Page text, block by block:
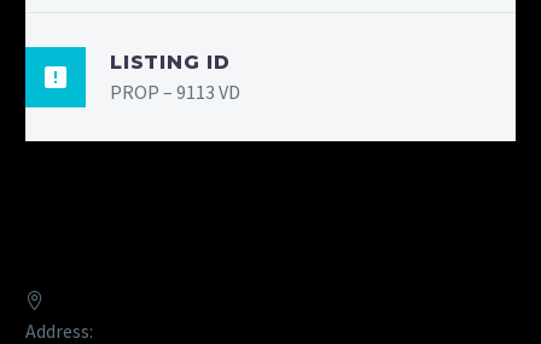
LISTING ID
PROP – 9113 VD
Address: